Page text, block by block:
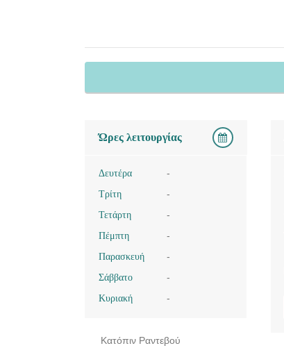
Ώρες λειτουργίας
Δευτέρα
-
Τρίτη
-
Τετάρτη
-
Πέμπτη
-
Παρασκευή
-
Σάββατο
-
Κυριακή
-
Κατόπιν Ραντεβού